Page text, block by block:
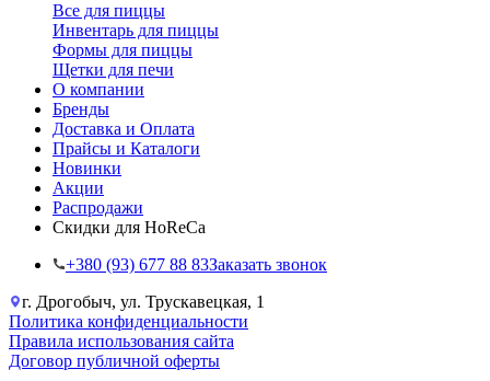
Все для пиццы
Инвентарь для пиццы
Формы для пиццы
Щетки для печи
О компании
Бренды
Доставка и Оплата
Прайсы и Каталоги
Новинки
Акции
Распродажи
Скидки для HoReCa
+38‎0 (93) 677 88 83Заказать звонок
г. Дрогобыч, ул. Трускавецкая, 1
Политика конфиденциальности
Правила использования сайта
Договор публичной оферты